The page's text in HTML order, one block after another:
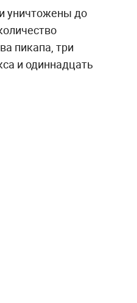
уничтожены до
пикапа, три
и одиннадцать